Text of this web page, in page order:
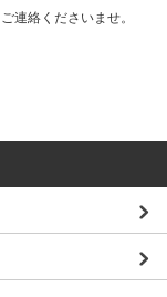
連絡くださいませ。